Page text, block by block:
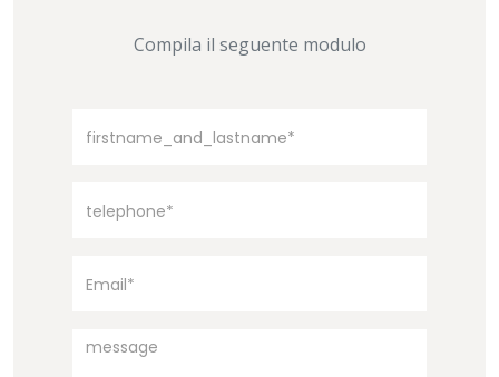
Compila il seguente modulo